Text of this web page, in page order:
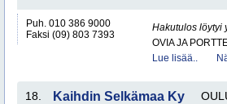
Puh. 010 386 9000
Faksi (09) 803 7393
Hakutulos löytyi
OVIA JA
Lue lisää..
18. Kaihdin Selkämaa Ky